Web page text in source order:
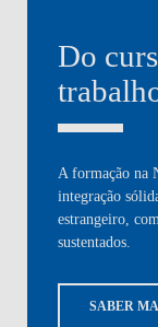
Do
A formação na
integração
estrangeiro,
sustentados.
SABER